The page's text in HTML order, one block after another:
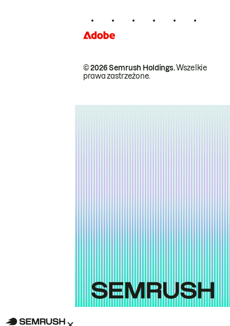
© 2026 Semrush Holdings.Wszelkie
prawa zastrzeżone.